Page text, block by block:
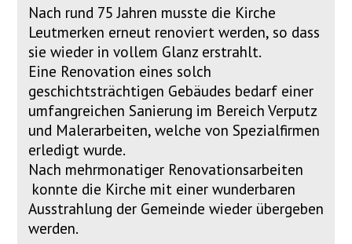
Nach rund 75 Jahren musste die Kirche
Leutmerken erneut renoviert werden, so dass
sie wieder in vollem Glanz erstrahlt.
Eine Renovation eines solch
geschichtsträchtigen Gebäudes bedarf einer
umfangreichen Sanierung im Bereich Verputz
und Malerarbeiten, welche von Spezialfirmen
erledigt wurde.
Nach mehrmonatiger Renovationsarbeiten
konnte die Kirche mit einer wunderbaren
Ausstrahlung der Gemeinde wieder übergeben
werden.